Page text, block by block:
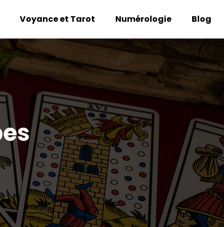
Voyance et Tarot Numérologie Blog